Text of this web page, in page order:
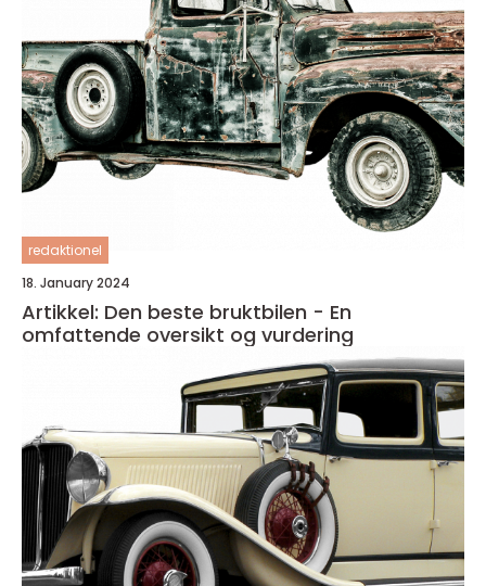
redaktionel
18. January 2024
Artikkel: Den beste bruktbilen - En
omfattende oversikt og vurdering